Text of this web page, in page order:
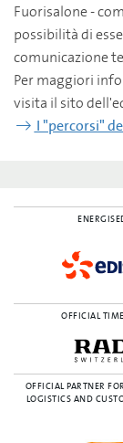
Fuorisalone -
possibilità di
comunicazione
Per maggiori
visita il sito
I "percorsi"
OFFICIAL
OFFICIAL PARTNER
LOGISTICS AND